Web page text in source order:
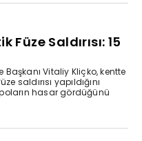
Füze Saldırısı: 15
Başkanı Vitaliy Kliçko, kentte
saldırısı yapıldığını
hasar gördüğünü